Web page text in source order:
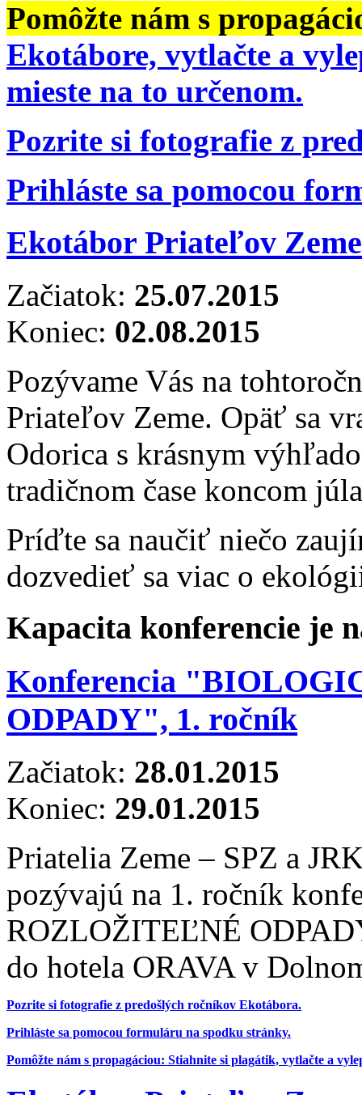
Pomôžte nám s
Ekotábore, vytlačte a
mieste na to určenom.
Pozrite si fotografie z
Prihláste sa pomocou
Ekotábor Priateľov
Začiatok: 25.07.2015
Koniec: 02.08.2015
Pozývame Vás na
Priateľov Zeme. Opäť sa
Odorica s krásnym
tradičnom čase koncom
Príďte sa naučiť niečo
dozvedieť sa viac o
Kapacita konferencie je
Konferencia
ODPADY", 1. ročník
Začiatok: 28.01.2015
Koniec: 29.01.2015
Priatelia Zeme – SPZ a
pozývajú na 1. ročník
ROZLOŽITEĽNÉ
do hotela ORAVA v
Pozrite si fotografie z predošlých ročníkov Ekotábora.
Prihláste sa pomocou formuláru na spodku stránky.
Pomôžte nám s propagáciou: Stiahnite si plagátik, vytlačte a